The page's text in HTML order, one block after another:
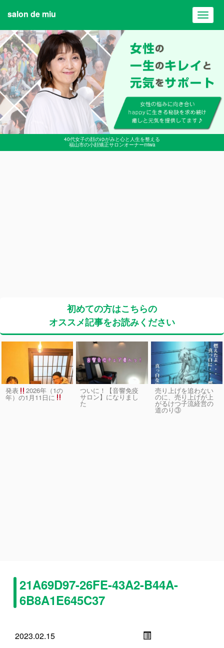
40代女子の顔のゆがみと心と人生を整える
福山市の小顔矯正サロンオーナーmiwa
salon de miu
初めての方はこちらの
オススメ記事をお読みください
発表 2026年（1の
年）の1月11日に
ついに！【音響免疫
サロン】になりまし
た
売り上げを追わない
のに、売り上げが上
がるけつ子流経営の
道のり③
21A69D97-26FE-43A2-B44A-
6B8A1E645C37
2023.02.15